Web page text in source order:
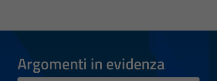
Argomenti in evidenza